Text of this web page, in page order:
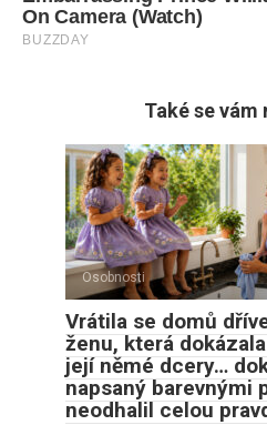
Také se vám
Osobnosti
Vrátila se domů
ženu, která
její němé dcery…
napsaný barevnými
neodhalil celou